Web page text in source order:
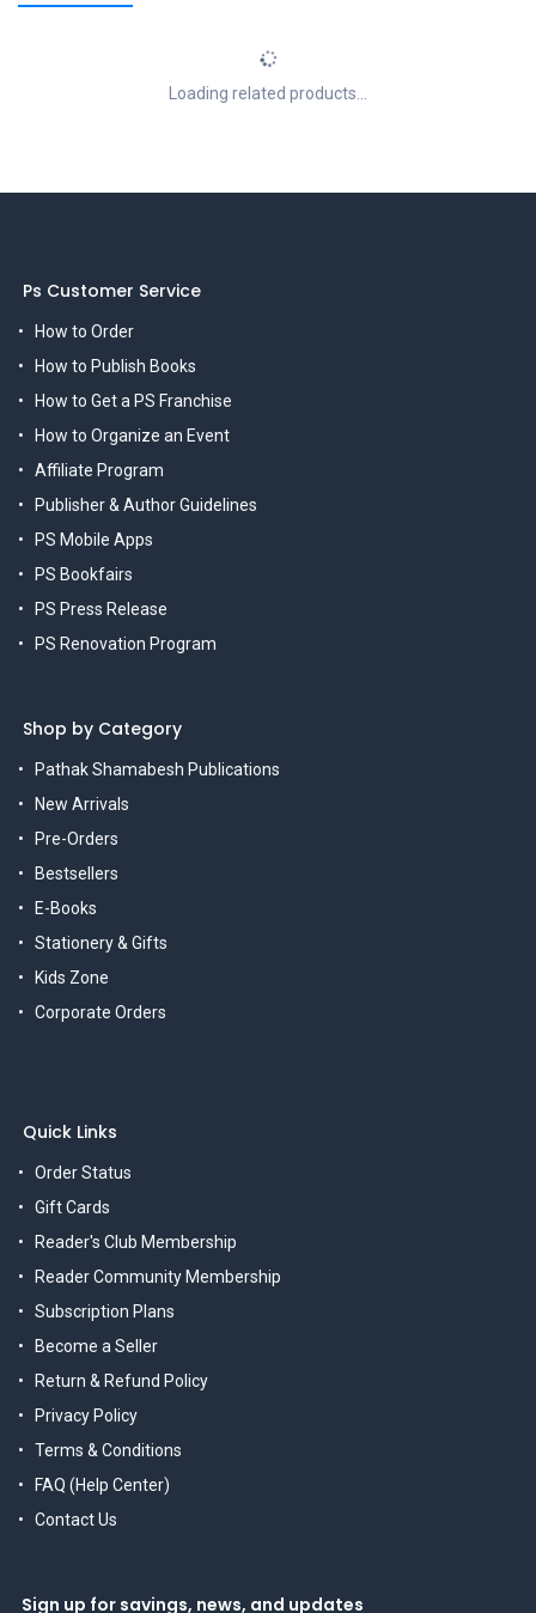
Loading related products...
Ps Customer Service
How to Order
How to Publish Books
How to Get a PS Franchise
How to Organize an Event
Affiliate Program
Publisher & Author Guidelines
PS Mobile Apps
PS Bookfairs
PS Press Release
PS Renovation Program
Shop by Category
Pathak Shamabesh Publications
New Arrivals
Pre-Orders
Bestsellers
E-Books
Stationery & Gifts
Kids Zone
Corporate Orders
Quick Links
Order Status
Gift Cards
Reader's Club Membership
Reader Community Membership
Subscription Plans
Become a Seller
Return & Refund Policy
Privacy Policy
Terms & Conditions
FAQ (Help Center)
Contact Us
Sign up for savings, news, and updates